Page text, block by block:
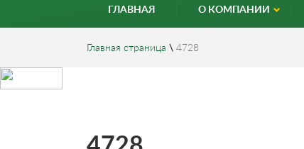
ГЛАВНАЯ О КОМПАНИИ
Главная страница \ 4728